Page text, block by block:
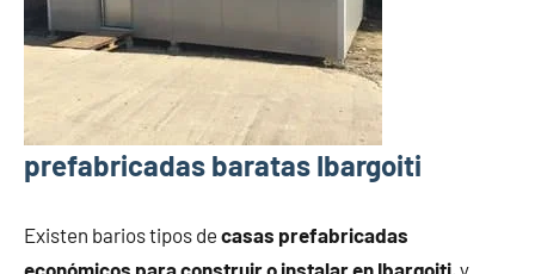
prefabricadas baratas Ibargoiti
Existen barios tipos de casas prefabricadas